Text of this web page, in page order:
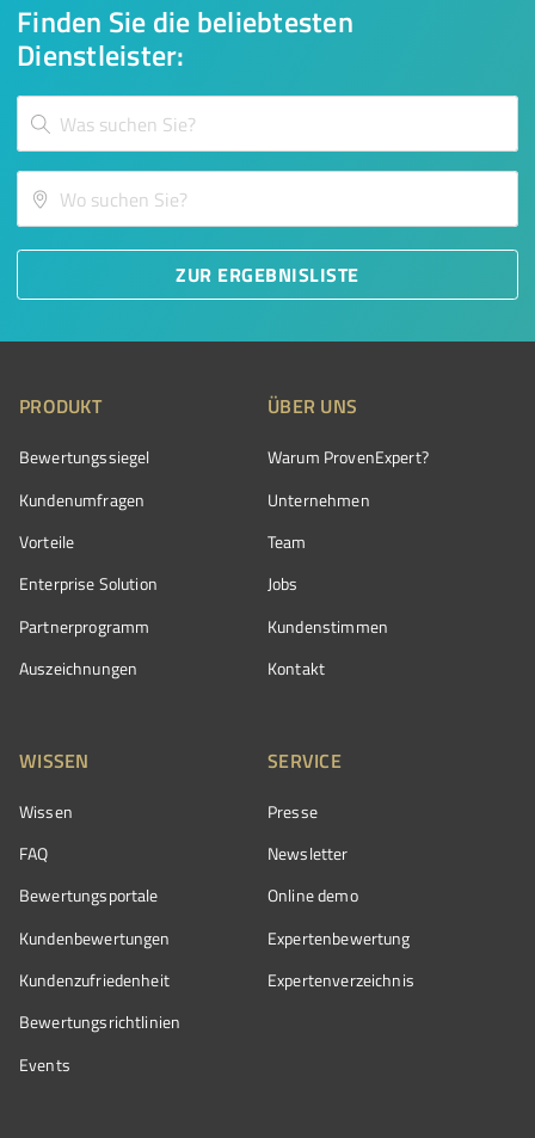
Finden Sie die beliebtesten
Dienstleister:
ZUR ERGEBNISLISTE
PRODUKT
Bewertungssiegel
Kundenumfragen
Vorteile
Enterprise Solution
Partnerprogramm
Auszeichnungen
ÜBER UNS
Warum ProvenExpert?
Unternehmen
Team
Jobs
Kundenstimmen
Kontakt
WISSEN
Wissen
FAQ
Bewertungsportale
Kundenbewertungen
Kundenzufriedenheit
Bewertungs­richtlinien
Events
SERVICE
Presse
Newsletter
Online demo
Expertenbewertung
Expertenverzeichnis